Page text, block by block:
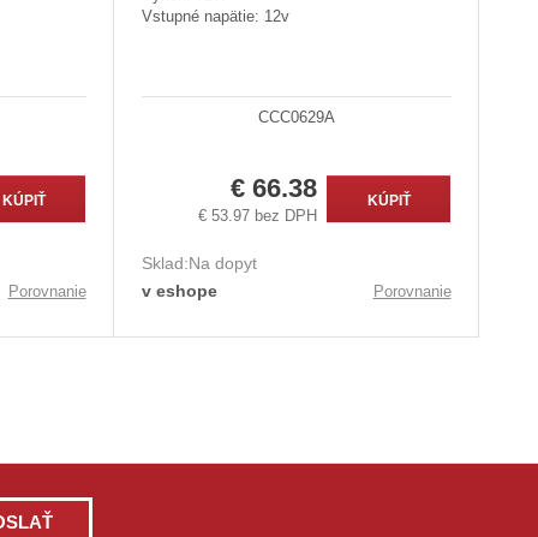
KÚPIŤ
Porovnanie
Vstupné napätie: 12v
CCC0629A
€ 66.38
€ 53.97 bez DPH
KÚPIŤ
Sklad:Na dopyt
v eshope
Porovnanie